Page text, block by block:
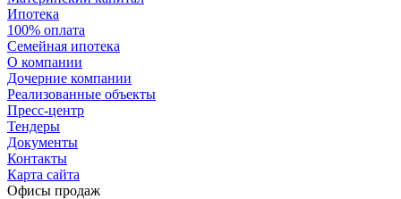
Ипотека
100% оплата
Семейная ипотека
О компании
Дочерние компании
Реализованные объекты
Пресс-центр
Тендеры
Документы
Контакты
Карта сайта
Офисы продаж